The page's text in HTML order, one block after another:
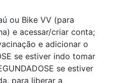
ou Bike VV (para
e acessar/criar conta;
e adicionar o
se estiver indo tomar
se estiver
para liberar a